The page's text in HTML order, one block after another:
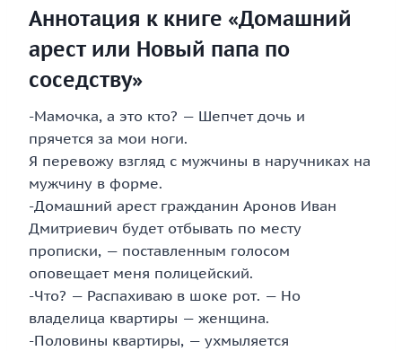
Аннотация к книге «Домашний
арест или Новый папа по
соседству»
-Мамочка, а это кто? — Шепчет дочь и
прячется за мои ноги.
Я перевожу взгляд с мужчины в наручниках на
мужчину в форме.
-Домашний арест гражданин Аронов Иван
Дмитриевич будет отбывать по месту
прописки, — поставленным голосом
оповещает меня полицейский.
-Что? — Распахиваю в шоке рот. — Но
владелица квартиры — женщина.
-Половины квартиры, — ухмыляется